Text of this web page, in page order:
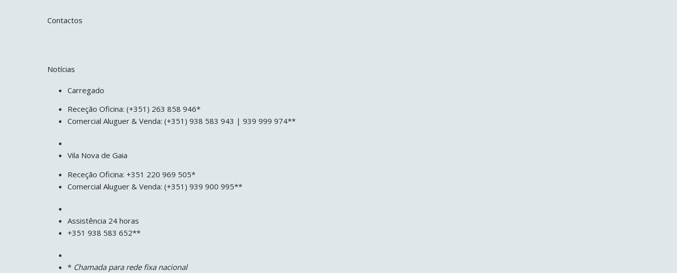
Contactos
Notícias
Carregado
Receção Oficina: (+351) 263 858 946*
Comercial Aluguer & Venda: (+351) 938 583 943 | 939 999 974**
Vila Nova de Gaia
Receção Oficina: +351 220 969 505*
Comercial Aluguer & Venda: (+351) 939 900 995**
Assistência 24 horas
+351 938 583 652**
* Chamada para rede fixa nacional